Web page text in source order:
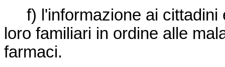
f) l'informazione ai cittadini
loro familiari in ordine alle
farmaci.